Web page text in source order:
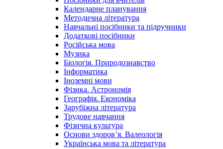
Календарне планування
Методична література
Навчальні посібники та підручники
Додаткові посібники
Російська мова
Музика
Біологія. Природознавство
Інформатика
Іноземні мови
Фізика. Астрономія
Географія. Економіка
Зарубіжна література
Трудове навчання
Фізична культура
Основи здоров’я. Валеологія
Українська мова та література